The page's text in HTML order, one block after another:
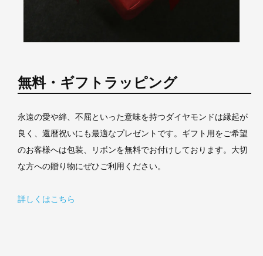
無料・ギフトラッピング
永遠の愛や絆、不屈といった意味を持つダイヤモンドは縁起が
良く、還暦祝いにも最適なプレゼントです。ギフト用をご希望
のお客様へは包装、リボンを無料でお付けしております。大切
な方への贈り物にぜひご利用ください。
詳しくはこちら